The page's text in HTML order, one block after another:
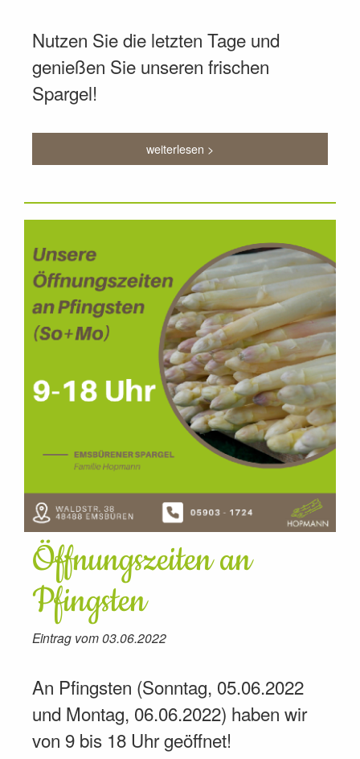
Nutzen Sie die letzten Tage und
genießen Sie unseren frischen
Spargel!
weiterlesen >
Öffnungszeiten an
Pfingsten
Eintrag vom 03.06.2022
An Pfingsten (Sonntag, 05.06.2022
und Montag, 06.06.2022) haben wir
von 9 bis 18 Uhr geöffnet!